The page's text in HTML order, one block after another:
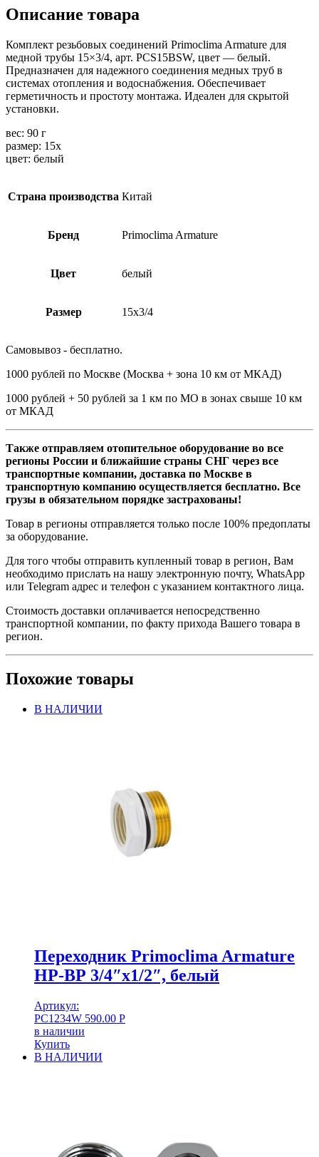
Описание товара
Комплект резьбовых соединений Primoclima Armature для
медной трубы 15×3/4, арт. PCS15BSW, цвет — белый.
Предназначен для надежного соединения медных труб в
системах отопления и водоснабжения. Обеспечивает
герметичность и простоту монтажа. Идеален для скрытой
установки.
вес: 90 г
размер: 15х
цвет: белый
Страна производства Китай
Бренд Primoclima Armature
Цвет белый
Размер 15х3/4
Самовывоз - бесплатно.
1000 рублей по Москве (Москва + зона 10 км от МКАД)
1000 рублей + 50 рублей за 1 км по МО в зонах свыше 10 км
от МКАД
Также отправляем отопительное оборудование во все
регионы России и ближайшие страны СНГ через все
транспортные компании, доставка по Москве в
транспортную компанию осуществляется бесплатно. Все
грузы в обязательном порядке застрахованы!
Товар в регионы отправляется только после 100% предоплаты
за оборудование.
Для того чтобы отправить купленный товар в регион, Вам
необходимо прислать на нашу электронную почту, WhatsApp
или Telegram адрес и телефон с указанием контактного лица.
Стоимость доставки оплачивается непосредственно
транспортной компании, по факту прихода Вашего товара в
регион.
Похожие товары
В НАЛИЧИИ
Переходник Primoclima Armature
НР-ВР 3/4″x1/2″, белый
Артикул:
PC1234W 590.00 Р
в наличии
Купить
В НАЛИЧИИ